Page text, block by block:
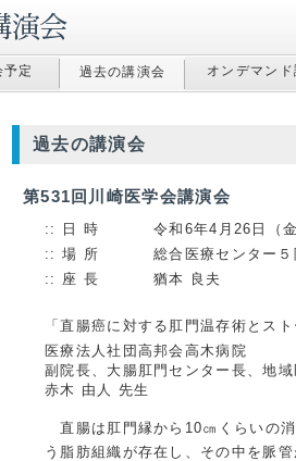
予定 過去の講演会 オンデマン
過去の講演会
第531回川崎医学会講演会
日 時
令和6年4月26日
場 所
総合医療センター
座 長
猶本 良夫
「直腸癌に対する肛門温存術とス
医療法人社団高邦会高木病院
副院長、大腸肛門センター長、地
赤木 由人 先生
直腸は肛門縁から10㎝くらいの
う脂肪組織が存在し、その中を脈